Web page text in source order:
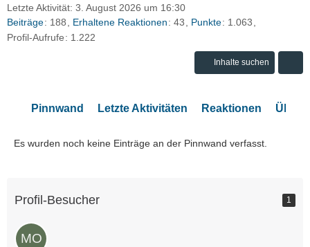
Letzte Aktivität: 3. August 2026 um 16:30
Beiträge
188 Erhaltene Reaktionen 43 Punkte
1.063
Profil-Aufrufe
1.222
Inhalte suchen
Pinnwand Letzte Aktivitäten Reaktionen Über
Es wurden noch keine Einträge an der Pinnwand verfasst.
Profil-Besucher 1